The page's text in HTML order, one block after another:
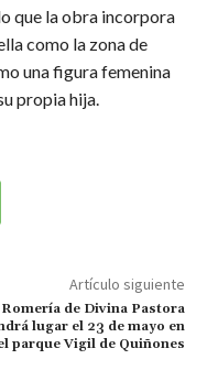
que la obra incorpora
como la zona de
una figura femenina
propia hija.
Artículo siguiente
Romería de Divina Pastora
lugar el 23 de mayo en
parque Vigil de Quiñones